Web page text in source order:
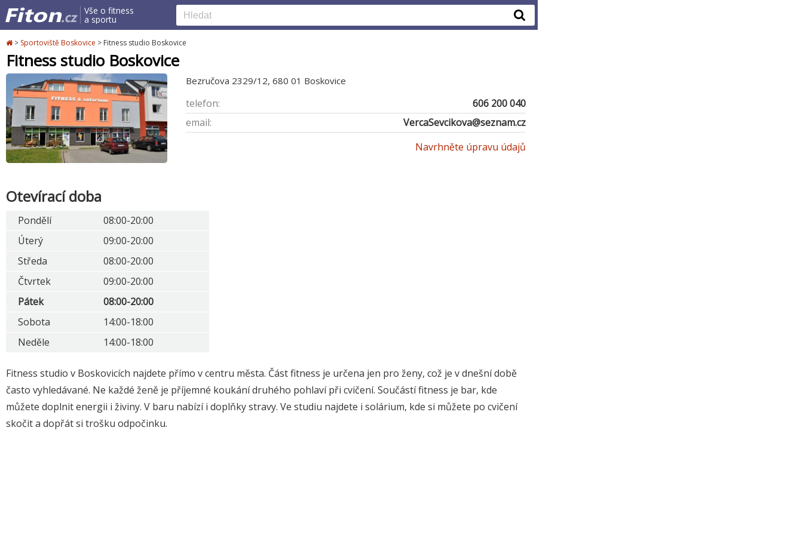
Vše o fitness
a sportu
> Sportoviště Boskovice > Fitness studio Boskovice
Fitness studio Boskovice
Bezručova 2329/12, 680 01 Boskovice
telefon:
606 200 040
email:
VercaSevcikova@seznam.cz
Navrhněte úpravu údajů
Otevírací doba
Pondělí
08:00-20:00
Úterý
09:00-20:00
Středa
08:00-20:00
Čtvrtek
09:00-20:00
Pátek
08:00-20:00
Sobota
14:00-18:00
Neděle
14:00-18:00
Fitness studio v Boskovicích najdete přímo v centru města. Část fitness je určena jen pro ženy, což je v dnešní době
často vyhledávané. Ne každé ženě je příjemné koukání druhého pohlaví při cvičení. Součástí fitness je bar, kde
můžete doplnit energii i živiny. V baru nabízí i doplňky stravy. Ve studiu najdete i solárium, kde si můžete po cvičení
skočit a dopřát si trošku odpočinku.